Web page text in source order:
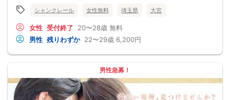
シャンクレール 女性無料 埼玉県 大宮
女性 受付終了 20〜28歳 無料
男性 残りわずか 22〜29歳 6,200円
男性急募！